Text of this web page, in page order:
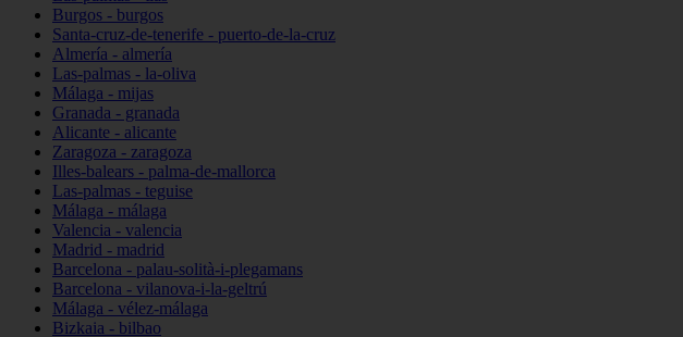
Burgos - burgos
Santa-cruz-de-tenerife - puerto-de-la-cruz
Almería - almería
Las-palmas - la-oliva
Málaga - mijas
Granada - granada
Alicante - alicante
Zaragoza - zaragoza
Illes-balears - palma-de-mallorca
Las-palmas - teguise
Málaga - málaga
Valencia - valencia
Madrid - madrid
Barcelona - palau-solità-i-plegamans
Barcelona - vilanova-i-la-geltrú
Málaga - vélez-málaga
Bizkaia - bilbao